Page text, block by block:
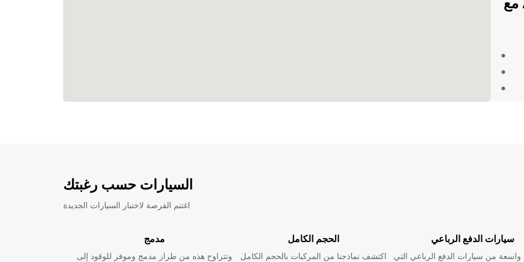
السيارات حسب رغبتك
اغتنم الفرصة لاختبار السيارات الجديدة
مدمج
وتتراوح هذه من طراز مدمج وموفر للوقود إلى
الحجم الكامل
اكتشف نماذجنا من المركبات بالحجم الكامل
سيارات الدفع الرباعي
من سيارات الدفع الرباعي التي